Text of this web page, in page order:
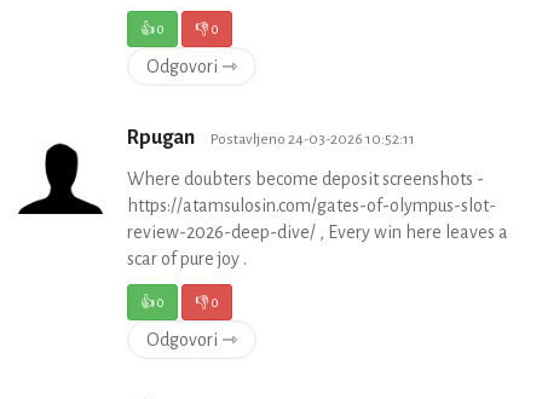
👍0 👎0
Odgovori ⇾
Rpugan Postavljeno 24-03-2026 10:52:11
Where doubters become deposit screenshots -
https://atamsulosin.com/gates-of-olympus-slot-
review-2026-deep-dive/ , Every win here leaves a
scar of pure joy .
👍0 👎0
Odgovori ⇾